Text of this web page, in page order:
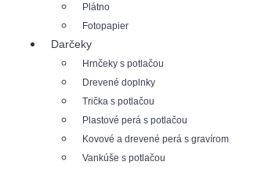
Plátno
Fotopapier
Darčeky
Hrnčeky s potlačou
Drevené doplnky
Trička s potlačou
Plastové perá s potlačou
Kovové a drevené perá s gravírom
Vankúše s potlačou